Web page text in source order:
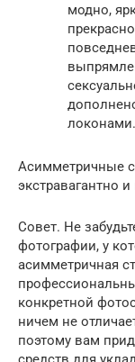
модно,
локонами.
Асимметричные
экстравагантно
Совет. Не
фотографии, у
асимметричная
конкретной
ничем не
поэтому вам